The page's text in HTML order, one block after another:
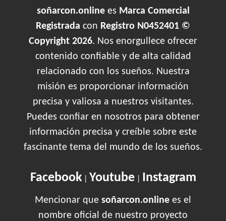
soñarcon.onlinees Marca Comercial
Registrada con Registro N0452401 ©
Copyright 2026. Nos enorgullece ofrecer
contenido confiable y de alta calidad
relacionado con los sueños. Nuestra
misión es proporcionar información
precisa y valiosa a nuestros visitantes.
Puedes confiar en nosotros para obtener
información precisa y creíble sobre este
fascinante tema del mundo de los sueños.
Facebook| Youtube| Instagram
Mencionar que soñarcon.online es el
nombre oficial de nuestro proyecto